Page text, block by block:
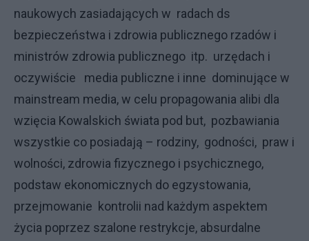
naukowych zasiadających w radach ds
bezpieczeństwa i zdrowia publicznego rzadów i
ministrów zdrowia publicznego itp. urzędach i
oczywiście media publiczne i inne dominujące w
mainstream media, w celu propagowania alibi dla
wzięcia Kowalskich świata pod but, pozbawiania
wszystkie co posiadają – rodziny, godności, praw i
wolności, zdrowia fizycznego i psychicznego,
podstaw ekonomicznych do egzystowania,
przejmowanie kontrolii nad każdym aspektem
życia poprzez szalone restrykcje, absurdalne